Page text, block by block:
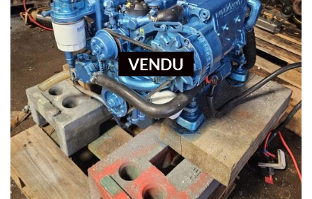
VENDU